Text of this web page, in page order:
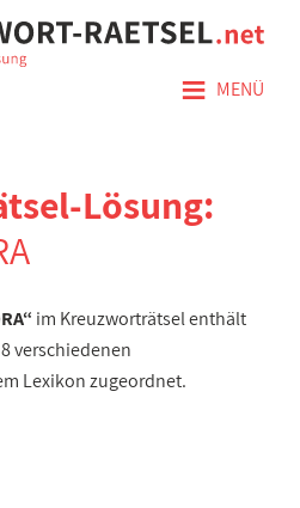
≡ MENÜ
Lösung:
im Kreuzworträtsel enthält
verschiedenen
Lexikon zugeordnet.